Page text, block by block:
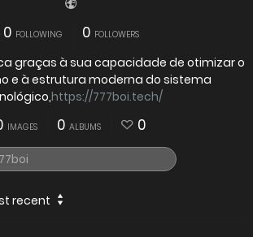
0 FOLLOWING 0 FOLLOWERS
graças à sua capacidade de otimizar o
e à estrutura moderna do sistema
https://777boi.tech/
IMAGES 0 ALBUMS 0
recent